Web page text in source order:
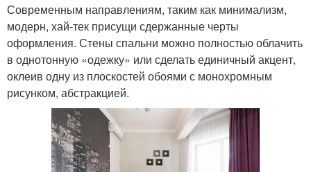
Современным направлениям, таким как минимализм,
модерн, хай-тек присущи сдержанные черты
оформления. Стены спальни можно полностью облачить
в однотонную «одежку» или сделать единичный акцент,
оклеив одну из плоскостей обоями с монохромным
рисунком, абстракцией.